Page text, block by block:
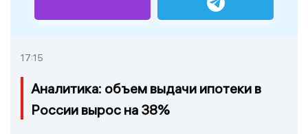
17:15
Аналитика: объем выдачи ипотеки в
России вырос на 38%